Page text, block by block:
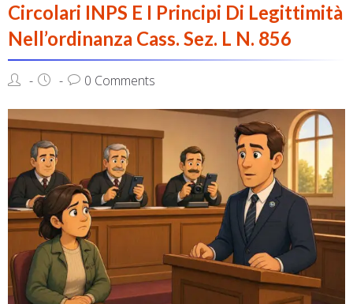
Circolari INPS E I Principi Di Legittimità
Nell’ordinanza Cass. Sez. L N. 856
0 Comments